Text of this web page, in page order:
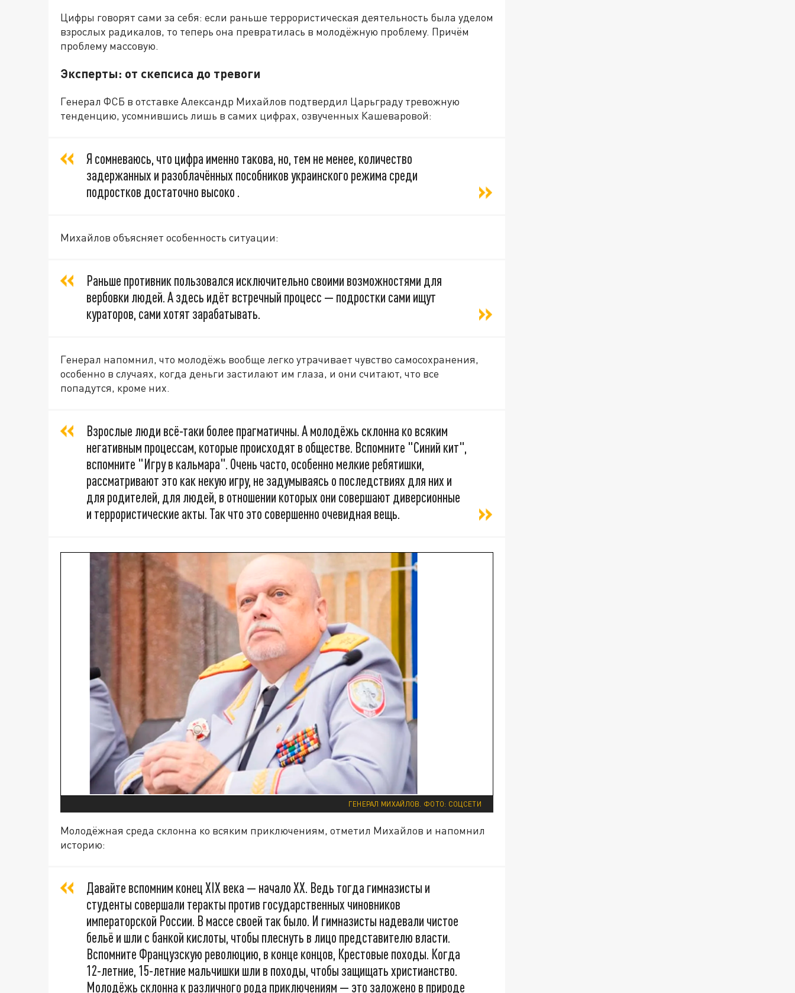
Цифры говорят сами за себя: если раньше террористическая деятельность была уделом
взрослых радикалов, то теперь она превратилась в молодёжную проблему. Причём
проблему массовую.
Эксперты: от скепсиса до тревоги
Генерал ФСБ в отставке Александр Михайлов подтвердил Царьграду тревожную
тенденцию, усомнившись лишь в самих цифрах, озвученных Кашеваровой:
Я сомневаюсь, что цифра именно такова, но, тем не менее, количество
задержанных и разоблачённых пособников украинского режима среди
подростков достаточно высоко .
Михайлов объясняет особенность ситуации:
Раньше противник пользовался исключительно своими возможностями для
вербовки людей. А здесь идёт встречный процесс — подростки сами ищут
кураторов, сами хотят зарабатывать.
Генерал напомнил, что молодёжь вообще легко утрачивает чувство самосохранения,
особенно в случаях, когда деньги застилают им глаза, и они считают, что все
попадутся, кроме них.
Взрослые люди всё-таки более прагматичны. А молодёжь склонна ко всяким
негативным процессам, которые происходят в обществе. Вспомните "Синий кит",
вспомните "Игру в кальмара". Очень часто, особенно мелкие ребятишки,
рассматривают это как некую игру, не задумываясь о последствиях для них и
для родителей, для людей, в отношении которых они совершают диверсионные
и террористические акты. Так что это совершенно очевидная вещь.
ГЕНЕРАЛ МИХАЙЛОВ. ФОТО: СОЦСЕТИ
Молодёжная среда склонна ко всяким приключениям, отметил Михайлов и напомнил
историю:
Давайте вспомним конец XIX века — начало XX. Ведь тогда гимназисты и
студенты совершали теракты против государственных чиновников
императорской России. В массе своей так было. И гимназисты надевали чистое
бельё и шли с банкой кислоты, чтобы плеснуть в лицо представителю власти.
Вспомните Французскую революцию, в конце концов, Крестовые походы. Когда
12-летние, 15-летние мальчишки шли в походы, чтобы защищать христианство.
Молодёжь склонна к различного рода приключениям — это заложено в природе